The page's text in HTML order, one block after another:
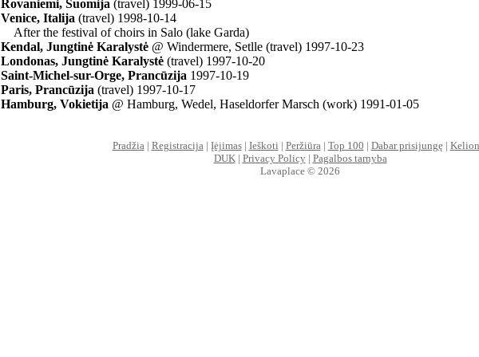
Rovaniemi, Suomija (travel) 1999-06-15
Venice, Italija (travel) 1998-10-14
After the festival of choirs in Salo (lake Garda)
Kendal, Jungtinė Karalystė @ Windermere, Setlle (travel) 1997-10-23
Londonas, Jungtinė Karalystė (travel) 1997-10-20
Saint-Michel-sur-Orge, Prancūzija 1997-10-19
Paris, Prancūzija (travel) 1997-10-17
Hamburg, Vokietija @ Hamburg, Wedel, Haseldorfer Marsch (work) 1991-01-05
Pradžia| Registracija| Įėjimas| Ieškoti | Peržiūra| Top 100 | Dabar prisijungę|
DUK| Privacy Policy| Pagalbos tarnyba
Lavaplace © 2026